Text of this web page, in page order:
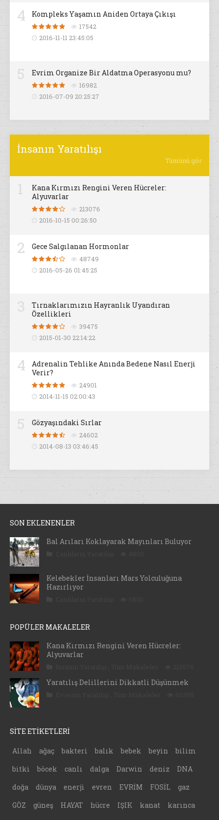
4 Kompleks Yaşamın Aniden Ortaya Çıkışı
17542
2016-11-11 23:45:05
Evrim Organize Bir Aldatma Operasyonu mu?
16982
2016-07-09 20:25:27
İnsanın Yaratılışı
Tümünü gör
Kana Kırmızı Rengini Veren Hücreler:
Alyuvarlar
213076
2016-10-15 00:26:50
2 Gece Salgılanan Hormonlar
48749
2016-05-26 01:45:25
Tırnaklarımızın Hayranlık Uyandıran
Özellikleri
39475
2015-01-30 22:14:22
4
Adrenalin Tehlike Anında Bedene Nasıl Enerji
Verir?
24901
2014-11-15 02:00:43
Gözyaşındaki Sırlar
24602
2014-08-13 03:46:45
SON EKLENENLER
Bal Arıları Koklayarak Mayınları Buluyor
Kelebekler İnsanları Mars Yolculuğuna
Hazırlıyor
POPÜLER MAKALELER
Kana Kırmızı Rengini Veren Hücreler:
Alyuvarlar
Yaratılış Delillerini Dikkatli Düşünmek
SİTE ETİKETLERİ
Allah ağaç bakteri balık bebek beyin
bilim
bitki
böcek canlı dalga Darwin deniz
DNA
doğa
dünya enerji evren EVRİM FOSİL
gaz
GÖZ
güneş HAYAT hücre IŞIK kanat
karınca